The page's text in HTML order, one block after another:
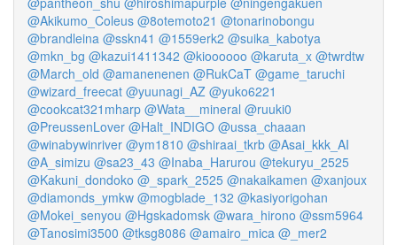
@Akikumo_Coleus @8otemoto21 @tonarinobongu
@brandleina @sskn41 @1559erk2 @suika_kabotya
@mkn_bg @kazui1411342 @kioooooo @karuta_x @twrdtw
@March_old @amanenenen @RukCaT @game_taruchi
@wizard_freecat @yuunagi_AZ @yuko6221
@cookcat321mharp @Wata__mineral @ruuki0
@PreussenLover @Halt_INDIGO @ussa_chaaan
@winabywinriver @ym1810 @shiraai_tkrb @Asai_kkk_AI
@A_simizu @sa23_43 @Inaba_Harurou @tekuryu_2525
@Kakuni_dondoko @_spark_2525 @nakaikamen @xanjoux
@diamonds_ymkw @mogblade_132 @kasiyorigohan
@Mokei_senyou @Hgskadomsk @wara_hirono @ssm5964
@Tanosimi3500 @tksg8086 @amairo_mica @_mer2